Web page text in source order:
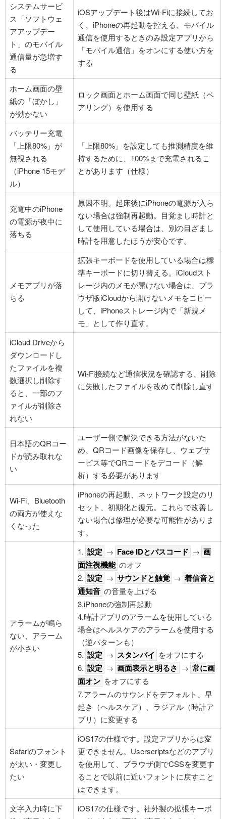
システムサービ
ス「ソフトウェ
アアップデー
ト」のモバイル
通信量が急増す
る
iOSアップデート後はWi-Fiに接続してお
く、iPhoneの再起動を控える、モバイル
通信を使用するときのみ設定アプリから
「モバイル通信」をオンにする使い方を
する
ホーム画面の壁
紙の「ぼかし」
が効かない
ロック画面とホーム画面で同じ壁紙（ペ
アリング）を使用する
バッテリー充電
「上限80%」が
無視される
（iPhone 15モデ
ル）
「上限80%」を設定しても推測精度を維
持するために、100%まで充電されるこ
とがあります（仕様）
充電中のiPhone
の電源が夜中に
落ちる
原因不明。起床後にiPhoneの電源が入ら
ない場合は強制再起動。目覚まし時計と
して使用している場合は、別の目ざまし
時計を用意したほうが安心です。
メモアプリが落
ちる
拡張キーボードを使用している場合は標
準キーボードに切り替える。iCloudスト
レージ内のメモが開けない場合は、ブラ
ウザ版iCloudから開けないメモをコピー
して、iPhoneストレージ内で「新規メ
モ」として作り直す。
iCloud Driveから
ダウンロードし
たファイルを複
数選択し削除す
ると、一部のフ
ァイルが削除さ
れない
Wi-Fi接続など通信状況を確認する、削除
に失敗したファイルを改めて削除し直す
日本語のQRコー
ドが読み取れな
い
ユーザー側で解決できる方法がないた
め、QRコード画像を保存し、ウェブサ
ービス等でQRコードをデコード（解
析）する必要があります
Wi-Fi、Bluetooth
の両方が使えな
くなった
iPhoneの再起動、ネットワーク設定のリ
セット、初期化と復元。これらで改善し
ない場合は修理が必要な可能性がありま
す。
アラームが鳴ら
ない、アラーム
が小さい
1. 設定 → Face IDとパスコード → 画
面注視機能 のオフ
2. 設定 → サウンドと触覚 → 着信音と
通知音 の音量を上げる
3.iPhoneの強制再起動
4.時計アプリのアラームを使用している
場合はヘルスケアのアラームを使用する
（逆パターンも）
5. 設定 → スタンバイ をオフにする
6. 設定 → 画面表示と明るさ → 常に画
面オン をオフにする
7.アラームのサウンドをデフォルト、早
起き（ヘルスケア）、ラジアル（時計ア
プリ）に変更する
Safariのフォント
が太い・変更し
たい
iOS17の仕様です。設定アプリからは変
更できません。Userscriptsなどのアプリ
を使用して、ブラウザ側でCSSを変更す
ることで以前に近いフォントに戻すこと
はできます。
文字入力時に下
iOS17の仕様です。社外製の拡張キーボ